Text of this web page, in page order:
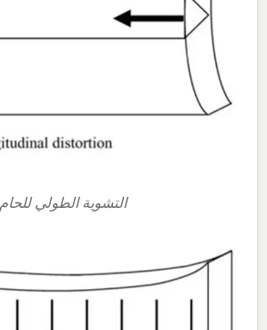
التشوية الطولي للحام